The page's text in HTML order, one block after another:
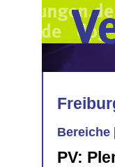
Bereiche
PV: